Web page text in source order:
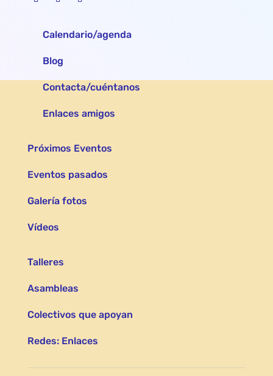
Calendario/agenda
Blog
Contacta/cuéntanos
Enlaces amigos
Próximos Eventos
Eventos pasados
Galería fotos
Vídeos
Talleres
Asambleas
Colectivos que apoyan
Redes: Enlaces